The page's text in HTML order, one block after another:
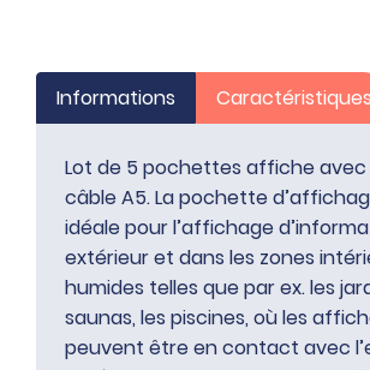
serre-
câble
Informations Caractéristiques
Lot de 5 pochettes affiche avec
câble A5. La pochette
idéale pour l’affichage
extérieur et dans les zones
humides telles que par ex. les
saunas, les piscines, où les
peuvent être en contact avec